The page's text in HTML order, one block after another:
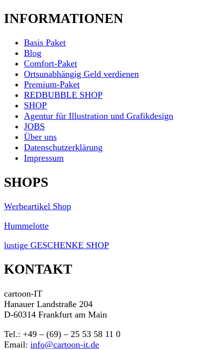
INFORMATIONEN
Basis Paket
Blog
Comfort-Paket
Ortsunabhängig Geld verdienen
Premium-Paket
REDBUBBLE SHOP
SHOP
Agentur für Illustration und Grafikdesign
JOBS
Über uns
Datenschutzerklärung
Impressum
SHOPS
Werbeartikel Shop
Hummelotte
lustige GESCHENKE SHOP
KONTAKT
cartoon-IT
Hanauer Landstraße 204
D-60314 Frankfurt am Main
Tel.: +49 – (69) – 25 53 58 11 0
Email: info@cartoon-it.de